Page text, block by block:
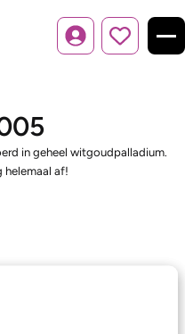
Inloggen
in geheel witgoudpalladium.
helemaal af!